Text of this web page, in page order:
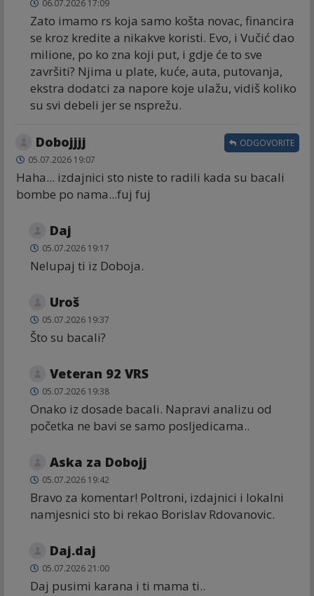
06.07.2026 17:09
Zato imamo rs koja samo košta novac, financira
se kroz kredite a nikakve koristi. Evo, i Vučić dao
milione, po ko zna koji put, i gdje će to sve
završiti? Njima u plate, kuće, auta, putovanja,
ekstra dodatci za napore koje ulažu, vidiš koliko
su svi debeli jer se nsprežu.
Dobojjjj
05.07.2026 19:07
Haha... izdajnici sto niste to radili kada su bacali
bombe po nama...fuj fuj
ODGOVORITE
Daj
05.07.2026 19:17
Nelupaj ti iz Doboja.
Uroš
05.07.2026 19:37
Što su bacali?
Veteran 92 VRS
05.07.2026 19:38
Onako iz dosade bacali. Napravi analizu od
početka ne bavi se samo posljedicama..
Aska za Dobojj
05.07.2026 19:42
Bravo za komentar! Poltroni, izdajnici i lokalni
namjesnici sto bi rekao Borislav Rdovanovic.
Daj.daj
05.07.2026 21:00
Daj pusimi karana i ti mama ti..